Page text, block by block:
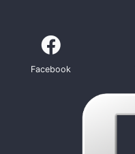
Facebook